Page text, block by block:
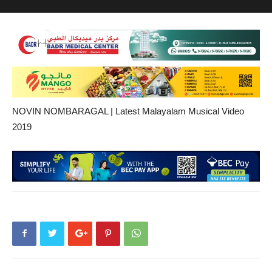
NOVIN NOMBARAGAL | Latest Malayalam Musical Video
2019